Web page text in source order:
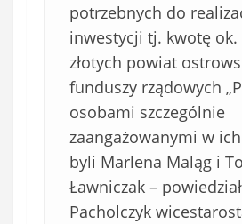
potrzebnych do
inwestycji tj. kwotę ok.
złotych powiat
funduszy rządowych
osobami szczególnie
zaangażowanymi w
byli Marlena Maląg i
Ławniczak –
Pacholczyk